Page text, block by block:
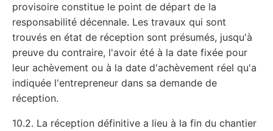
provisoire constitue le point de départ de la
responsabilité décennale. Les travaux qui sont
trouvés en état de réception sont présumés, jusqu'à
preuve du contraire, l'avoir été à la date fixée pour
leur achèvement ou à la date d'achèvement réel qu'a
indiquée l'entrepreneur dans sa demande de
réception.
10.2. La réception définitive a lieu à la fin du chantier